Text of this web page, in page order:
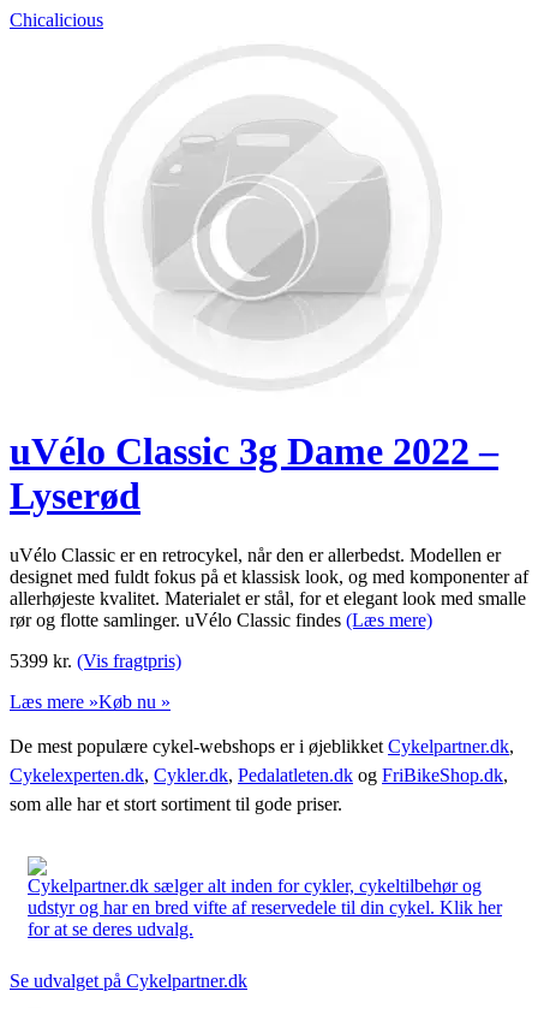
Chicalicious
uVélo Classic 3g Dame 2022 –
Lyserød
uVélo Classic er en retrocykel, når den er allerbedst. Modellen er
designet med fuldt fokus på et klassisk look, og med komponenter af
allerhøjeste kvalitet. Materialet er stål, for et elegant look med smalle
rør og flotte samlinger. uVélo Classic findes (Læs mere)
5399 kr. (Vis fragtpris)
Læs mere »Køb nu »
De mest populære cykel-webshops er i øjeblikket Cykelpartner.dk,
Cykelexperten.dk, Cykler.dk, Pedalatleten.dk og FriBikeShop.dk,
som alle har et stort sortiment til gode priser.
Cykelpartner.dk sælger alt inden for cykler, cykeltilbehør og
udstyr og har en bred vifte af reservedele til din cykel. Klik her
for at se deres udvalg.
Se udvalget på Cykelpartner.dk